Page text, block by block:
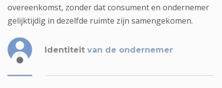
overeenkomst, zonder dat consument en ondernemer
gelijktijdig in dezelfde ruimte zijn samengekomen.
Identiteit van de ondernemer